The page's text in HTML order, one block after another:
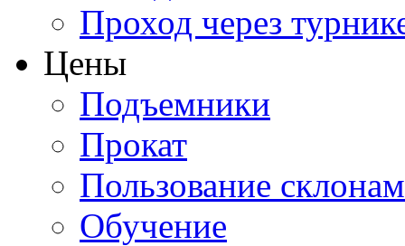
Проход через
Цены
Подъемники
Прокат
Пользование
Обучение